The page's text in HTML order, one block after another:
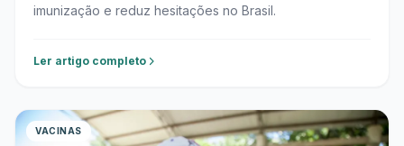
imunização e reduz hesitações no Brasil.
Ler artigo completo
VACINAS